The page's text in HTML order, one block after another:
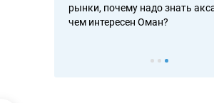
рынки, почему надо знать
чем интересен Оман?